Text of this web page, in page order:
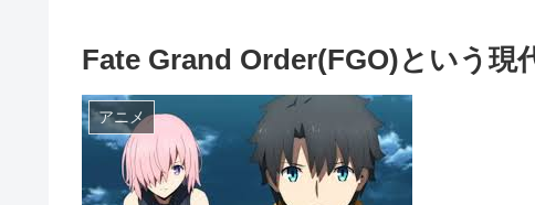
Fate Grand Order(FGO)という現
アニメ